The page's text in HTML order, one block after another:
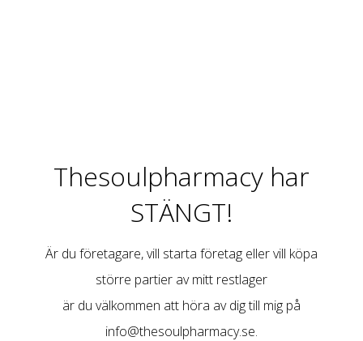
Thesoulpharmacy har
STÄNGT!
Är du företagare, vill starta företag eller vill köpa
större partier av mitt restlager
är du välkommen att höra av dig till mig på
info@thesoulpharmacy.se.